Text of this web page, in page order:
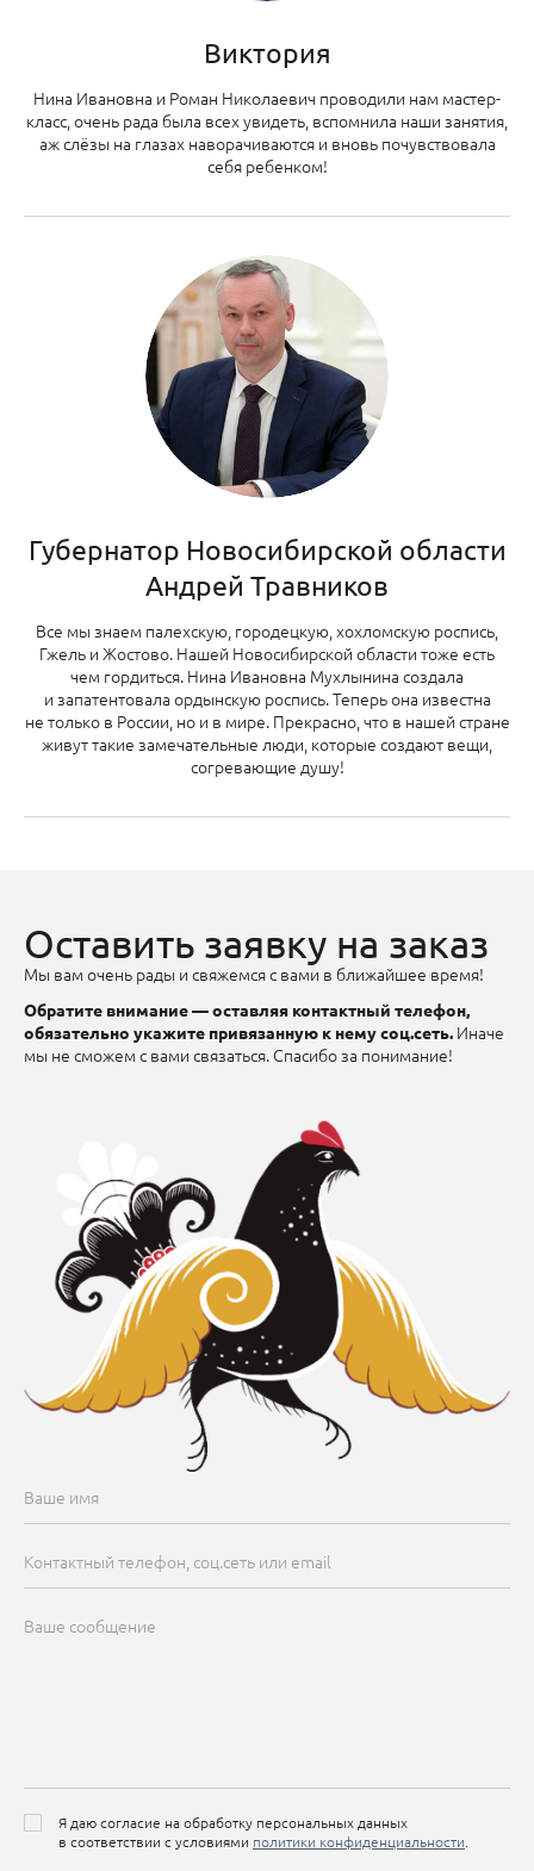
Виктория
Нина Ивановна и Роман Николаевич проводили нам мастер-
класс, очень рада была всех увидеть, вспомнила наши занятия,
аж слёзы на глазах наворачиваются и вновь почувствовала
себя ребенком!
Губернатор Новосибирской области
Андрей Травников
Все мы знаем палехскую, городецкую, хохломскую роспись,
Гжель и Жостово. Нашей Новосибирской области тоже есть
чем гордиться. Нина Ивановна Мухлынина создала
и запатентовала ордынскую роспись. Теперь она известна
не только в России, но и в мире. Прекрасно, что в нашей стране
живут такие замечательные люди, которые создают вещи,
согревающие душу!
Оставить заявку на заказ
Мы вам очень рады и свяжемся с вами в ближайшее время!
Обратите внимание — оставляя контактный телефон,
обязательно укажите привязанную к нему соц.сеть. Иначе
мы не сможем с вами связаться. Спасибо за понимание!
Я даю согласие на обработку персональных данных
в соответствии с условиями политики конфиденциальности